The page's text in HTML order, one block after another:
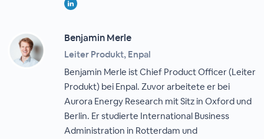
Benjamin Merle
Leiter Produkt, Enpal
Benjamin Merle ist Chief Product Officer (Leiter
Produkt) bei Enpal. Zuvor arbeitete er bei
Aurora Energy Research mit Sitz in Oxford und
Berlin. Er studierte International Business
Administration in Rotterdam und